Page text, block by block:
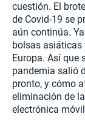
cuestión. El
de Covid-19 se
aún continúa.
bolsas asiáticas
Europa. Así que
pandemia salió
pronto, y cómo
eliminación de
electrónica